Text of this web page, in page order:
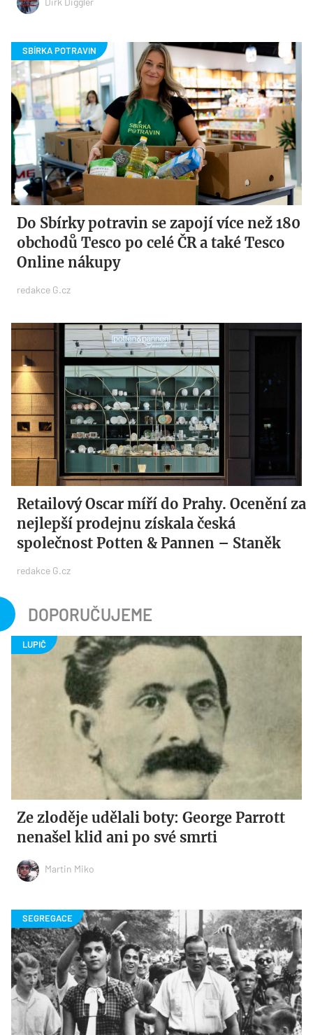
Do Sbírky potravin se zapojí více než 180
obchodů Tesco po celé ČR a také Tesco
Online nákupy
redakce G.cz
Retailový Oscar míří do Prahy. Ocenění za
nejlepší prodejnu získala česká
společnost Potten & Pannen – Staněk
redakce G.cz
DOPORUČUJEME
Ze zloděje udělali boty: George Parrott
nenašel klid ani po své smrti
Martin Miko